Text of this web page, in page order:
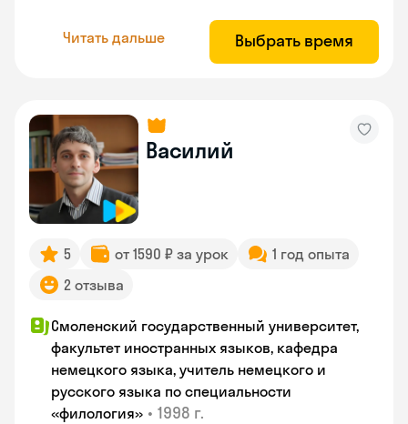
Читать дальше Выбрать время
Василий
5 от 1590 ₽ за урок
1 год опыта
2 отзыва
Смоленский государственный университет,
факультет иностранных языков, кафедра
немецкого языка, учитель немецкого и
русского языка по специальности
«филология» • 1998 г.